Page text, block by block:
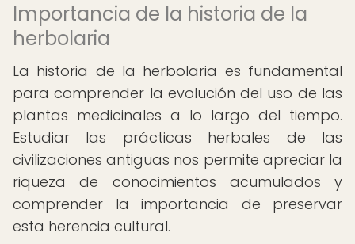
Importancia de la historia de la
herbolaria
La historia de la herbolaria es fundamental
para comprender la evolución del uso de las
plantas medicinales a lo largo del tiempo.
Estudiar las prácticas herbales de las
civilizaciones antiguas nos permite apreciar la
riqueza de conocimientos acumulados y
comprender la importancia de preservar
esta herencia cultural.